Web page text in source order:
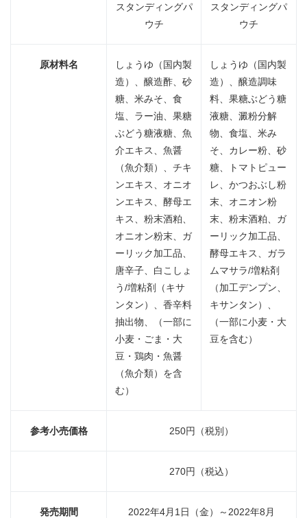
スタンディングパ
ウチ
スタンディングパ
ウチ
原材料名
しょうゆ（国内製
造）、醸造酢、砂
糖、米みそ、食
塩、ラー油、果糖
ぶどう糖液糖、魚
介エキス、魚醤
（魚介類）、チキ
ンエキス、オニオ
ンエキス、酵母エ
キス、粉末酒粕、
オニオン粉末、ガ
ーリック加工品、
唐辛子、白こしょ
う/増粘剤（キサ
ンタン）、香辛料
抽出物、（一部に
小麦・ごま・大
豆・鶏肉・魚醤
（魚介類）を含
む）
しょうゆ（国内製
造）、醸造調味
料、果糖ぶどう糖
液糖、澱粉分解
物、食塩、米み
そ、カレー粉、砂
糖、トマトピュー
レ、かつおぶし粉
末、オニオン粉
末、粉末酒粕、ガ
ーリック加工品、
酵母エキス、ガラ
ムマサラ/増粘剤
（加工デンプン、
キサンタン）、
（一部に小麦・大
豆を含む）
参考小売価格 250円（税別）
270円（税込）
発売期間 2022年4月1日（金）～2022年8月